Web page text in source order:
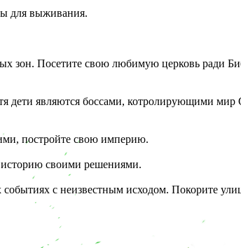
для выживания.
зон. Посетите свою любимую церковь ради
являются боссами, котролирующими мир
постройте свою империю.
историю своими решениями.
с неизвестным исходом. Покорите